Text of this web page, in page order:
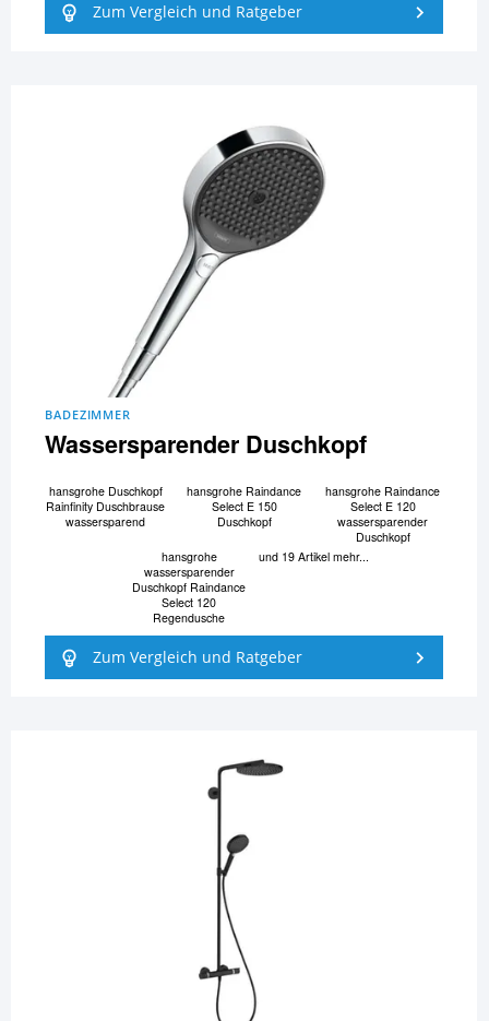
Zum Vergleich und Ratgeber
BADEZIMMER
Wassersparender Duschkopf
hansgrohe Duschkopf
Rainfinity Duschbrause
wassersparend
hansgrohe Raindance
Select E 150
Duschkopf
hansgrohe Raindance
Select E 120
wassersparender
Duschkopf
hansgrohe
wassersparender
Duschkopf Raindance
Select 120
Regendusche
und 19 Artikel mehr...
Zum Vergleich und Ratgeber